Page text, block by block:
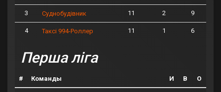
3 Суднобудівник 11 2 9
4 Таксі 994-Роллер 11 1 6
Перша ліга
# Команды И В О